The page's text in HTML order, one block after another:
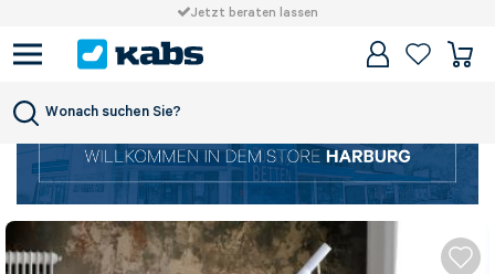
Jetzt beraten lassen